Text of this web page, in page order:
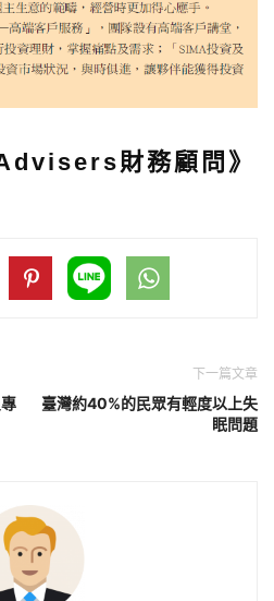
財務顧問》
下一篇文章
臺灣約40%的民眾有輕度以上失
眠問題